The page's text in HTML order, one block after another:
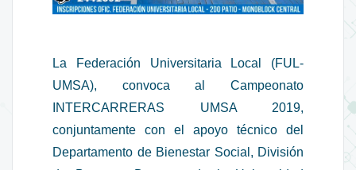
La Federación Universitaria Local (FUL-
UMSA), convoca al Campeonato
INTERCARRERAS UMSA 2019,
conjuntamente con el apoyo técnico del
Departamento de Bienestar Social, División